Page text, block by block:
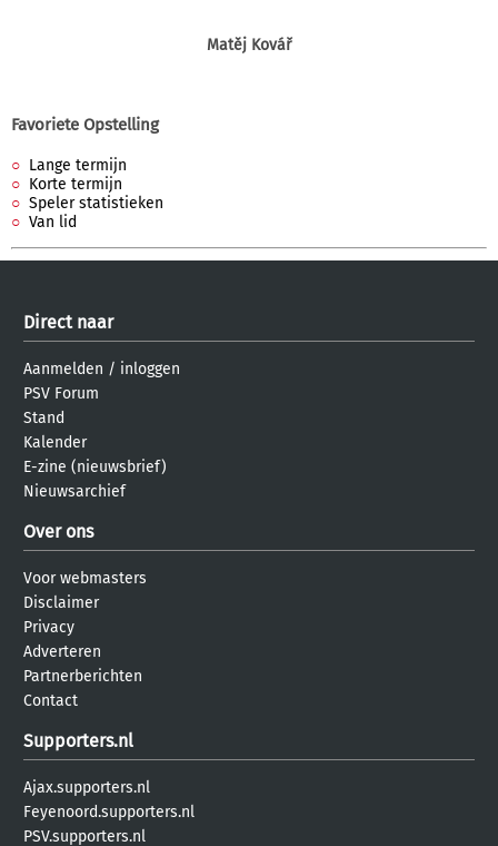
Matěj Kovář
Favoriete Opstelling
Lange termijn
Korte termijn
Speler statistieken
Van lid
Direct naar
Aanmelden / inloggen
PSV Forum
Stand
Kalender
E-zine (nieuwsbrief)
Nieuwsarchief
Over ons
Voor webmasters
Disclaimer
Privacy
Adverteren
Partnerberichten
Contact
Supporters.nl
Ajax.supporters.nl
Feyenoord.supporters.nl
PSV.supporters.nl